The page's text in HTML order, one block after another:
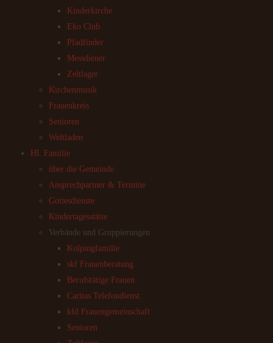
Kinderkirche
Eko Club
Pfadfinder
Messdiener
Zeltlager
Kirchenmusik
Frauenkreis
Senioren
Weltladen
Hl. Familie
über die Gemeinde
Ansprechpartner & Termine
Gottesdienste
Kindertagesstätte
Verbände und Gruppierungen
Kolpingfamilie
skf Frauenberatung
Berufstätige Frauen
Caritas Telefondienst
kfd Frauengemeinschaft
Senioren